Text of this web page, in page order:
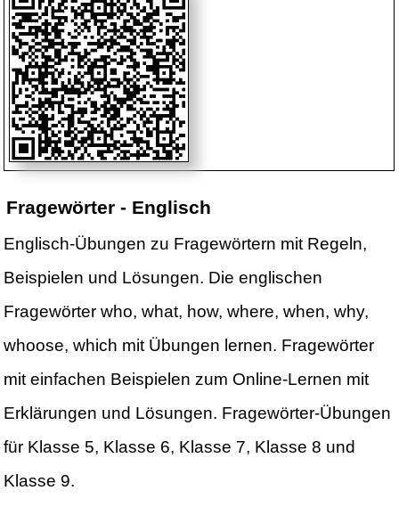
Fragewörter - Englisch
Englisch-Übungen zu Fragewörtern mit Regeln,
Beispielen und Lösungen. Die englischen
Fragewörter who, what, how, where, when, why,
whoose, which mit Übungen lernen. Fragewörter
mit einfachen Beispielen zum Online-Lernen mit
Erklärungen und Lösungen. Fragewörter-Übungen
für Klasse 5, Klasse 6, Klasse 7, Klasse 8 und
Klasse 9.